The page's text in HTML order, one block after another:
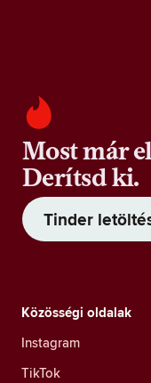
Most már
Derítsd ki.
Tinder
Közösségi oldalak
Instagram
TikTok